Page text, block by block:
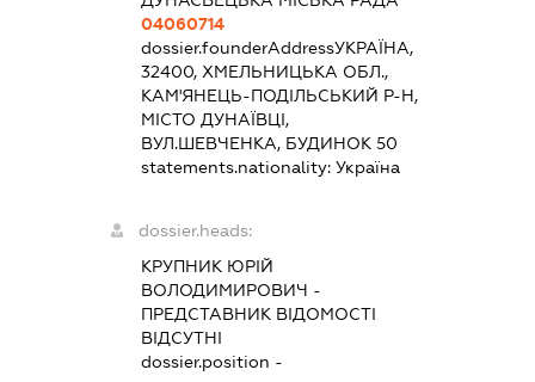
04060714
dossier.founderAddressУКРАЇНА,
32400, ХМЕЛЬНИЦЬКА ОБЛ.,
КАМ'ЯНЕЦЬ-ПОДІЛЬСЬКИЙ Р-Н,
МІСТО ДУНАЇВЦІ,
ВУЛ.ШЕВЧЕНКА, БУДИНОК 50
statements.nationality: Україна
dossier.heads:
КРУПНИК ЮРІЙ
ВОЛОДИМИРОВИЧ -
ПРЕДСТАВНИК ВІДОМОСТІ
ВІДСУТНІ
dossier.position -